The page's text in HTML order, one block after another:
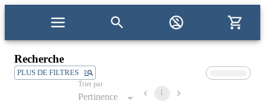
Recherche
PLUS DE FILTRES
Trier par
Pertinence 1